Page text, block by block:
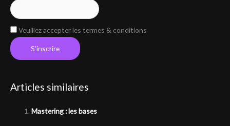
r
: Veuillez accepter les termes & conditions
Articles similaires
Mastering : les bases